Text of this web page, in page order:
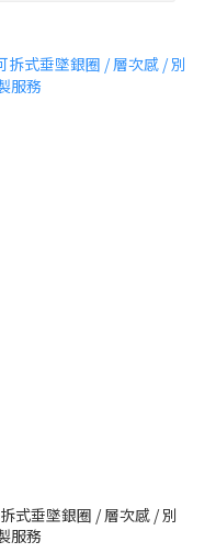
式垂墜銀圈 / 層次感 / 別
服務